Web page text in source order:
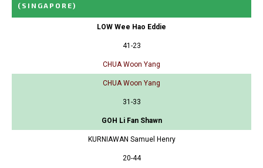
(SINGAPORE)
LOW Wee Hao Eddie
41-23
CHUA Woon Yang
CHUA Woon Yang
31-33
GOH Li Fan Shawn
KURNIAWAN Samuel Henry
20-44